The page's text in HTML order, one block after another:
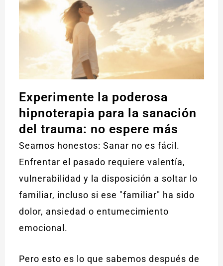
Experimente la poderosa
hipnoterapia para la sanación
del trauma: no espere más
Seamos honestos: Sanar no es fácil.
Enfrentar el pasado requiere valentía,
vulnerabilidad y la disposición a soltar lo
familiar, incluso si ese "familiar" ha sido
dolor, ansiedad o entumecimiento
emocional.
Pero esto es lo que sabemos después de